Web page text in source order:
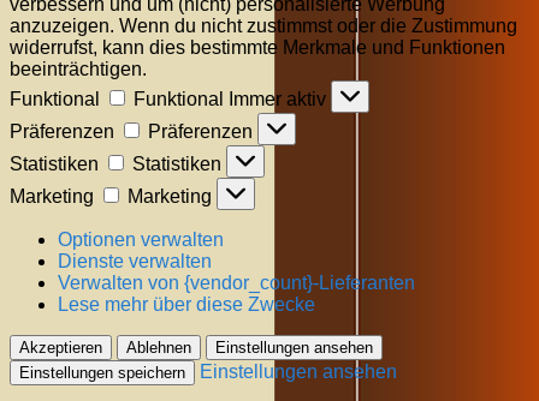
verbessern und um (nicht) personalisierte Werbung
anzuzeigen. Wenn du nicht zustimmst oder die Zustimmung
widerrufst, kann dies bestimmte Merkmale und Funktionen
beeinträchtigen.
Funktional
Funktional
Immer aktiv
Präferenzen
Präferenzen
Statistiken
Statistiken
Marketing
Marketing
Optionen verwalten
Dienste verwalten
Verwalten von {vendor_count}-Lieferanten
Lese mehr über diese Zwecke
Akzeptieren Ablehnen
Einstellungen ansehen
Einstellungen speichern
Einstellungen ansehen